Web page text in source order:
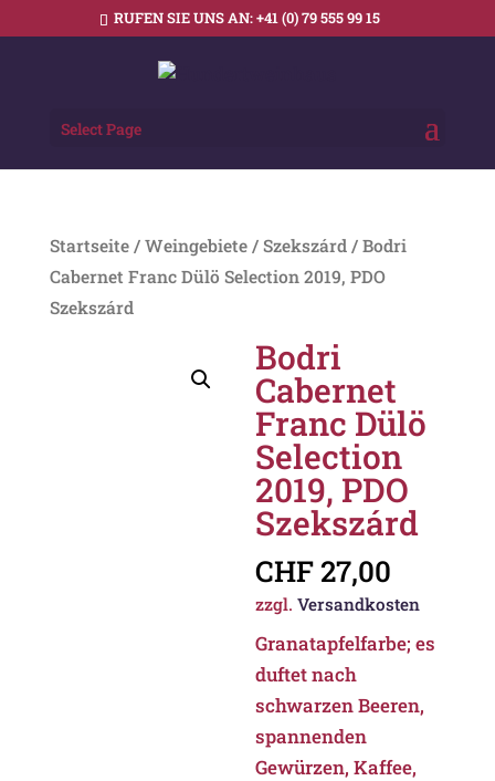
RUFEN SIE UNS AN:+41 (0) 79 555 99 15
Select Page
Startseite/ Weingebiete/ Szekszárd/ Bodri
Cabernet Franc Dülö Selection 2019, PDO
Szekszárd
Bodri
Cabernet
Franc Dülö
Selection
2019, PDO
Szekszárd
CHF27,00
zzgl.Versandkosten
Granatapfelfarbe; es
duftet nach
schwarzen Beeren,
spannenden
Gewürzen, Kaffee,